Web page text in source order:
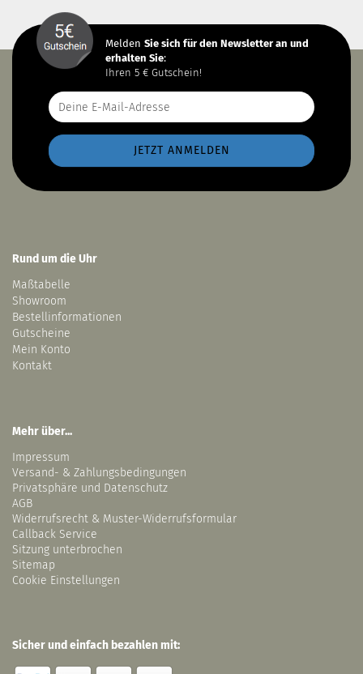
Melden Sie sich für den Newsletter an und
erhalten Sie:
Ihren 5 € Gutschein!
Rund um die Uhr
Maßtabelle
Showroom
Bestellinformationen
Gutscheine
Mein Konto
Kontakt
Mehr über...
Impressum
Versand- & Zahlungsbedingungen
Privatsphäre und Datenschutz
AGB
Widerrufsrecht & Muster-Widerrufsformular
Callback Service
Sitzung unterbrochen
Sitemap
Cookie Einstellungen
Sicher und einfach bezahlen mit: